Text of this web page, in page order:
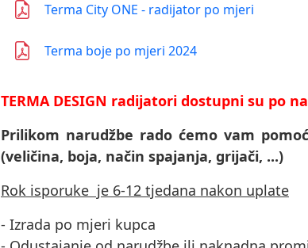
Terma City ONE - radijator po mjeri
Terma boje po mjeri 2024
TERMA DESIGN radijatori dostupni su po
Prilikom narudžbe rado ćemo vam
(veličina, boja, način spajanja, grijači, ...)
Rok isporuke je 6-12 tjedana nakon uplate
- Izrada po mjeri kupca